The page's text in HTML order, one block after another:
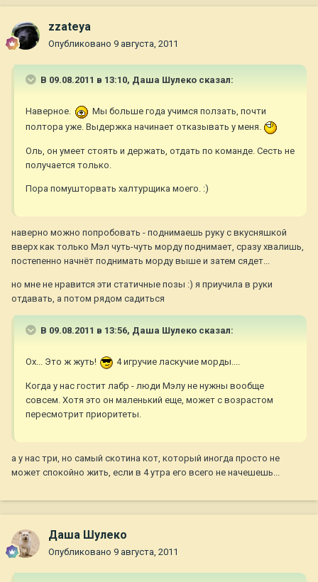
zzateya
Опубликовано 9 августа, 2011
В 09.08.2011 в 13:10, Даша Шулеко сказал:
Наверное.
Мы больше года учимся ползать, почти
полтора уже. Выдержка начинает отказывать у меня.
Оль, он умеет стоять и держать, отдать по команде. Сесть не
получается только.
Пора помушторвать халтурщика моего. :)
наверно можно попробовать - поднимаешь руку с вкусняшкой
вверх как только Мэл чуть-чуть морду поднимает, сразу хвалишь,
постепенно начнёт поднимать морду выше и затем сядет...
но мне не нравится эти статичные позы :) я приучила в руки
отдавать, а потом рядом садиться
В 09.08.2011 в 13:56, Даша Шулеко сказал:
Ох... Это ж жуть! 4 игручие ласкучие морды....
Когда у нас гостит лабр - люди Мэлу не нужны вообще
совсем. Хотя это он маленький еще, может с возрастом
пересмотрит приоритеты.
а у нас три, но самый скотина кот, который иногда просто не
может спокойно жить, если в 4 утра его всего не начешешь...
Даша Шулеко
Опубликовано 9 августа, 2011